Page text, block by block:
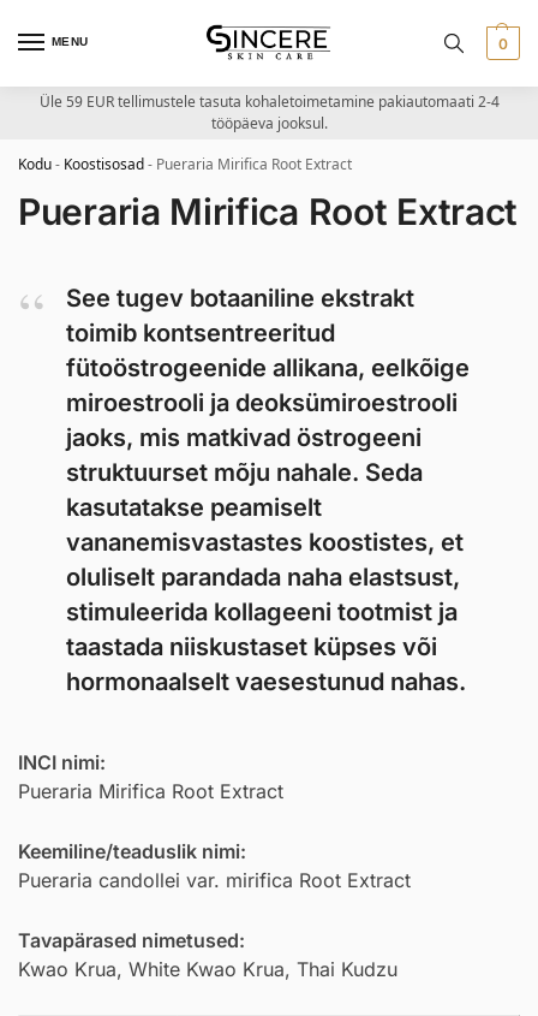
MENU 0
Üle 59 EUR tellimustele tasuta kohaletoimetamine pakiautomaati 2-4
tööpäeva jooksul.
Kodu- Koostisosad- Pueraria Mirifica Root Extract
Pueraria Mirifica Root Extract
See tugev botaaniline ekstrakt
toimib kontsentreeritud
fütoöstrogeenide allikana, eelkõige
miroestrooli ja deoksümiroestrooli
jaoks, mis matkivad östrogeeni
struktuurset mõju nahale. Seda
kasutatakse peamiselt
vananemisvastastes koostistes, et
oluliselt parandada naha elastsust,
stimuleerida kollageeni tootmist ja
taastada niiskustaset küpses või
hormonaalselt vaesestunud nahas.
INCI nimi:
Pueraria Mirifica Root Extract
Keemiline/teaduslik nimi:
Pueraria candollei var. mirifica Root Extract
Tavapärased nimetused:
Kwao Krua, White Kwao Krua, Thai Kudzu